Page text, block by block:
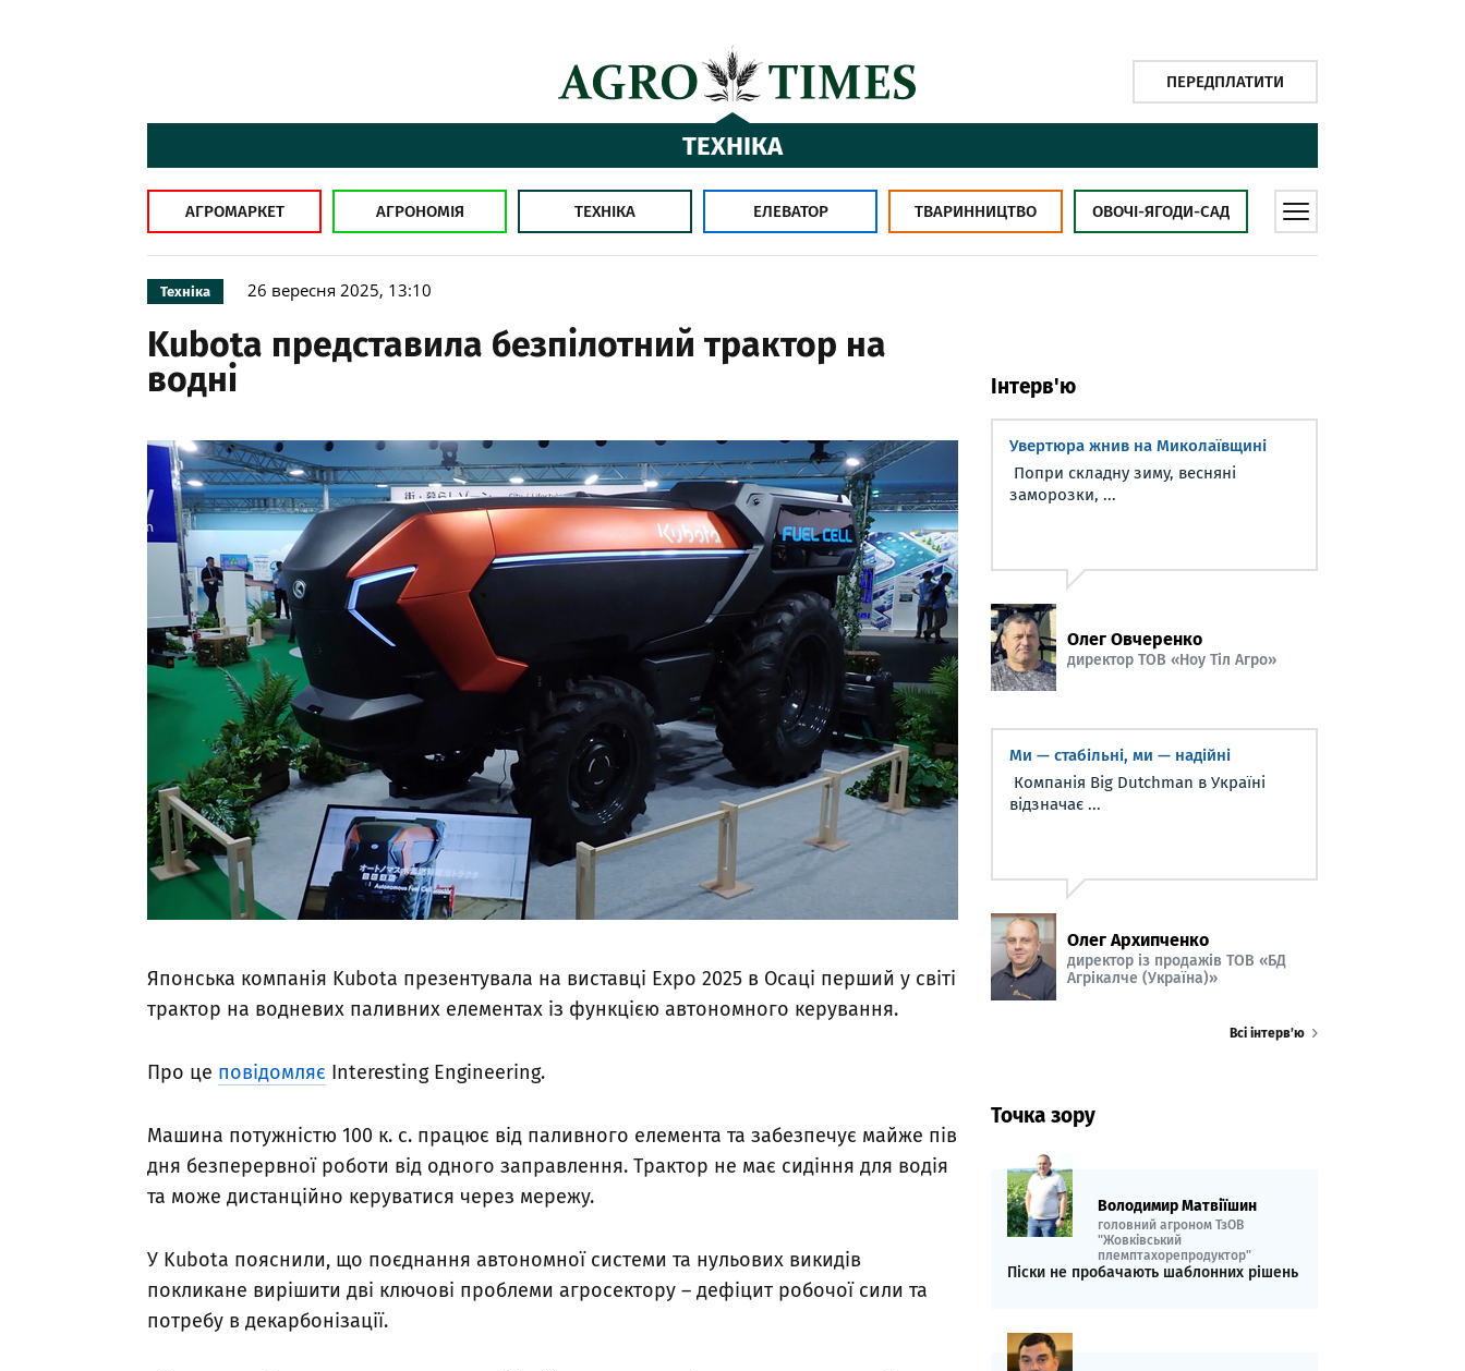
ПЕРЕДПЛАТИТИ
ТЕХНІКА
АГРОМАРКЕТ АГРОНОМІЯ ТЕХНІКА ЕЛЕВАТОР ТВАРИННИЦТВО ОВОЧІ-ЯГОДИ-САД
Техніка 26 вересня 2025, 13:10
Kubota представила безпілотний трактор на
водні
Японська компанія Kubota презентувала на виставці Expo 2025 в Осаці перший у світі
трактор на водневих паливних елементах із функцією автономного керування.
Про це повідомляє Interesting Engineering.
Машина потужністю 100 к. с. працює від паливного елемента та забезпечує майже пів
дня безперервної роботи від одного заправлення. Трактор не має сидіння для водія
та може дистанційно керуватися через мережу.
У Kubota пояснили, що поєднання автономної системи та нульових викидів
покликане вирішити дві ключові проблеми агросектору – дефіцит робочої сили та
потребу в декарбонізації.
Інтерв'ю
Увертюра жнив на Миколаївщині
Попри складну зиму, весняні
заморозки, ...
Олег Овчеренко
директор ТОВ «Ноу Тіл Агро»
Ми — стабільні, ми — надійні
Компанія Big Dutchman в Україні
відзначає ...
Олег Архипченко
директор із продажів ТОВ «БД
Агрікалче (Україна)»
Всі інтерв’ю
Точка зору
Володимир Матвіїшин
головний агроном ТзОВ
"Жовківський
племптахорепродуктор"
Піски не пробачають шаблонних рішень